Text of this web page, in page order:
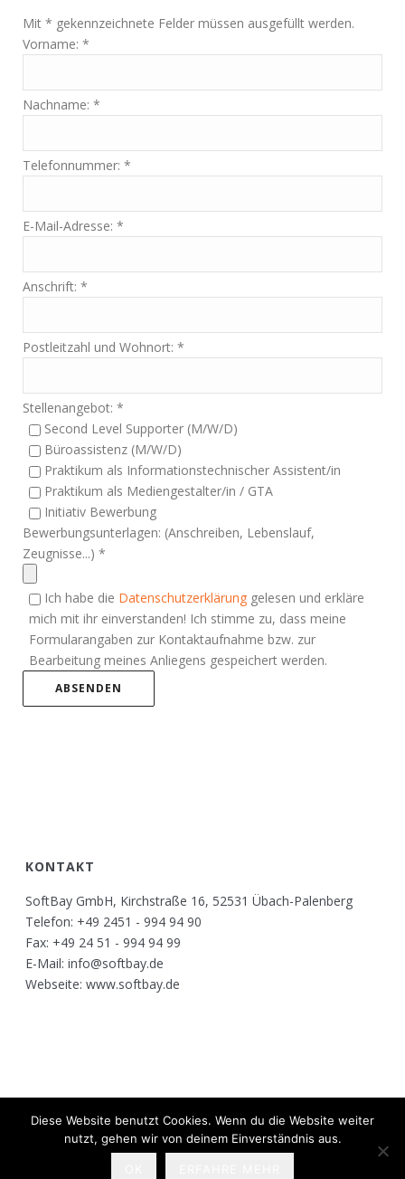
Mit * gekennzeichnete Felder müssen ausgefüllt werden.
Vorname: *
Nachname: *
Telefonnummer: *
E-Mail-Adresse: *
Anschrift: *
Postleitzahl und Wohnort: *
Stellenangebot: *
Second Level Supporter (M/W/D)
Büroassistenz (M/W/D)
Praktikum als Informationstechnischer Assistent/in
Praktikum als Mediengestalter/in / GTA
Initiativ Bewerbung
Bewerbungsunterlagen: (Anschreiben, Lebenslauf,
Zeugnisse...) *
Ich habe die Datenschutzerklärung gelesen und erkläre
mich mit ihr einverstanden! Ich stimme zu, dass meine
Formularangaben zur Kontaktaufnahme bzw. zur
Bearbeitung meines Anliegens gespeichert werden.
KONTAKT
SoftBay GmbH, Kirchstraße 16, 52531 Übach-Palenberg
Telefon: +49 2451 - 994 94 90
Fax: +49 24 51 - 994 94 99
E-Mail: info@softbay.de
Webseite: www.softbay.de
Copyright All Rights Reserved © 2017
Kontakt
Diese Website benutzt Cookies. Wenn du die Website weiter
nutzt, gehen wir von deinem Einverständnis aus.